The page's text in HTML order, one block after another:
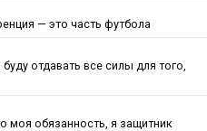
— это часть футбола
отдавать все силы для того,
моя обязанность, я защитник